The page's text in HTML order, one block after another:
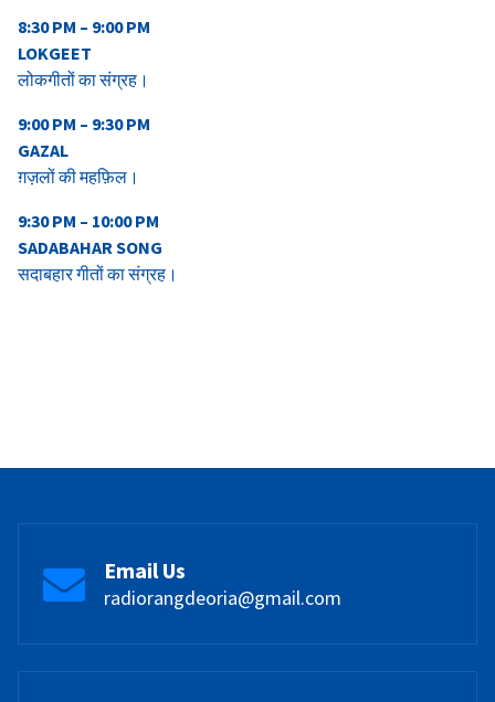
8:30 PM – 9:00 PM
LOKGEET
लोकगीतों का संग्रह।
9:00 PM – 9:30 PM
GAZAL
ग़ज़लों की महफ़िल।
9:30 PM – 10:00 PM
SADABAHAR SONG
सदाबहार गीतों का संग्रह।
Email Us
radiorangdeoria@gmail.com